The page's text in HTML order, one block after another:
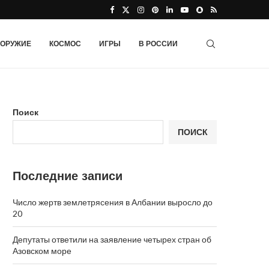
ОРУЖИЕ КОСМОС ИГРЫ В РОССИИ
Поиск
ПОИСК
Последние записи
Число жертв землетрясения в Албании выросло до
20
Депутаты ответили на заявление четырех стран об
Азовском море